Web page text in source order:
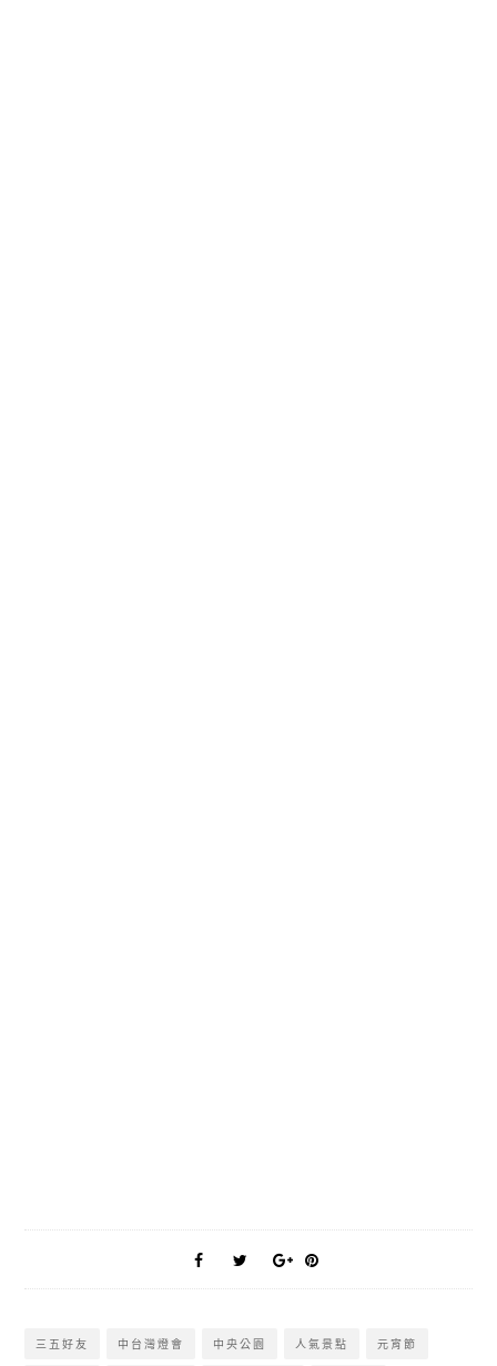
三五好友 中台灣燈會 中央公園 人氣景點 元宵節